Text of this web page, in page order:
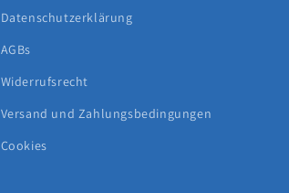
Datenschutzerklärung
AGBs
Widerrufsrecht
Versand und Zahlungsbedingungen
Cookies